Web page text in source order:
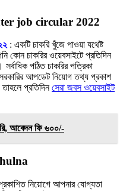
job circular 2022
: একটি চাকরি খুঁজে পাওয়া যথেষ্ট
কোন চাকরির ওয়েবসাইটে প্রতিদিন
পঠিত চাকরির পত্রিকা
আপডেট নিয়োগ তথ্য প্রকাশ
প্রতিদিনসেরা জবস ওয়েবসাইট
আবেদন ফি ৬০০/-
নিয়োগে আপনার যোগ্যতা